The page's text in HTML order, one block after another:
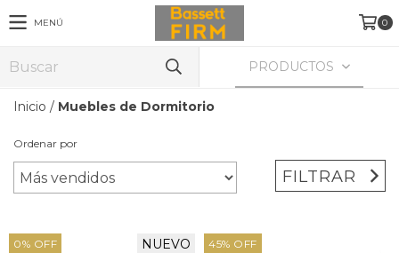
MENÚ 0
PRODUCTOS
Inicio / Muebles de Dormitorio
Ordenar por
FILTRAR
0% OFF NUEVO 45% OFF